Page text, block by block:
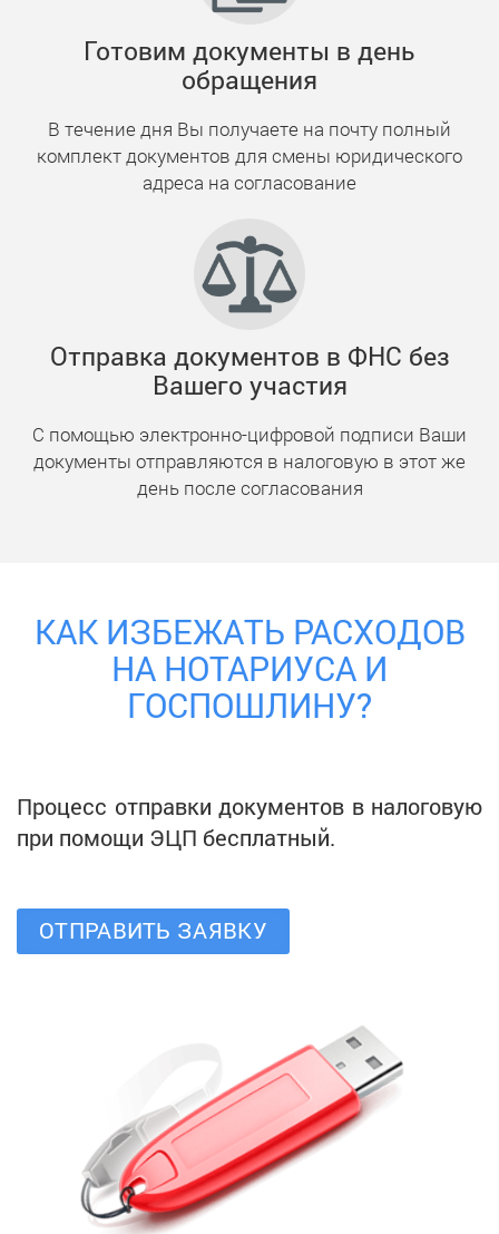
Готовим документы в день
обращения
В течение дня Вы получаете на почту полный
комплект документов для смены юридического
адреса на согласование
Отправка документов в ФНС без
Вашего участия
С помощью электронно-цифровой подписи Ваши
документы отправляются в налоговую в этот же
день после согласования
КАК ИЗБЕЖАТЬ РАСХОДОВ
НА НОТАРИУСА И
ГОСПОШЛИНУ?
Процесс отправки документов в налоговую
при помощи ЭЦП бесплатный.
ОТПРАВИТЬ ЗАЯВКУ